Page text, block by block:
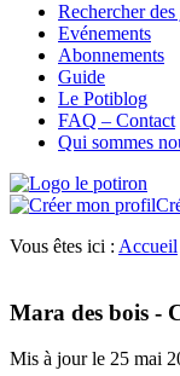
Rechercher
Evénements
Abonnements
Guide
Le Potiblog
FAQ – Contact
Qui sommes
Vous êtes ici : Accueil
Mara des bois -
Mis à jour le 25 mai